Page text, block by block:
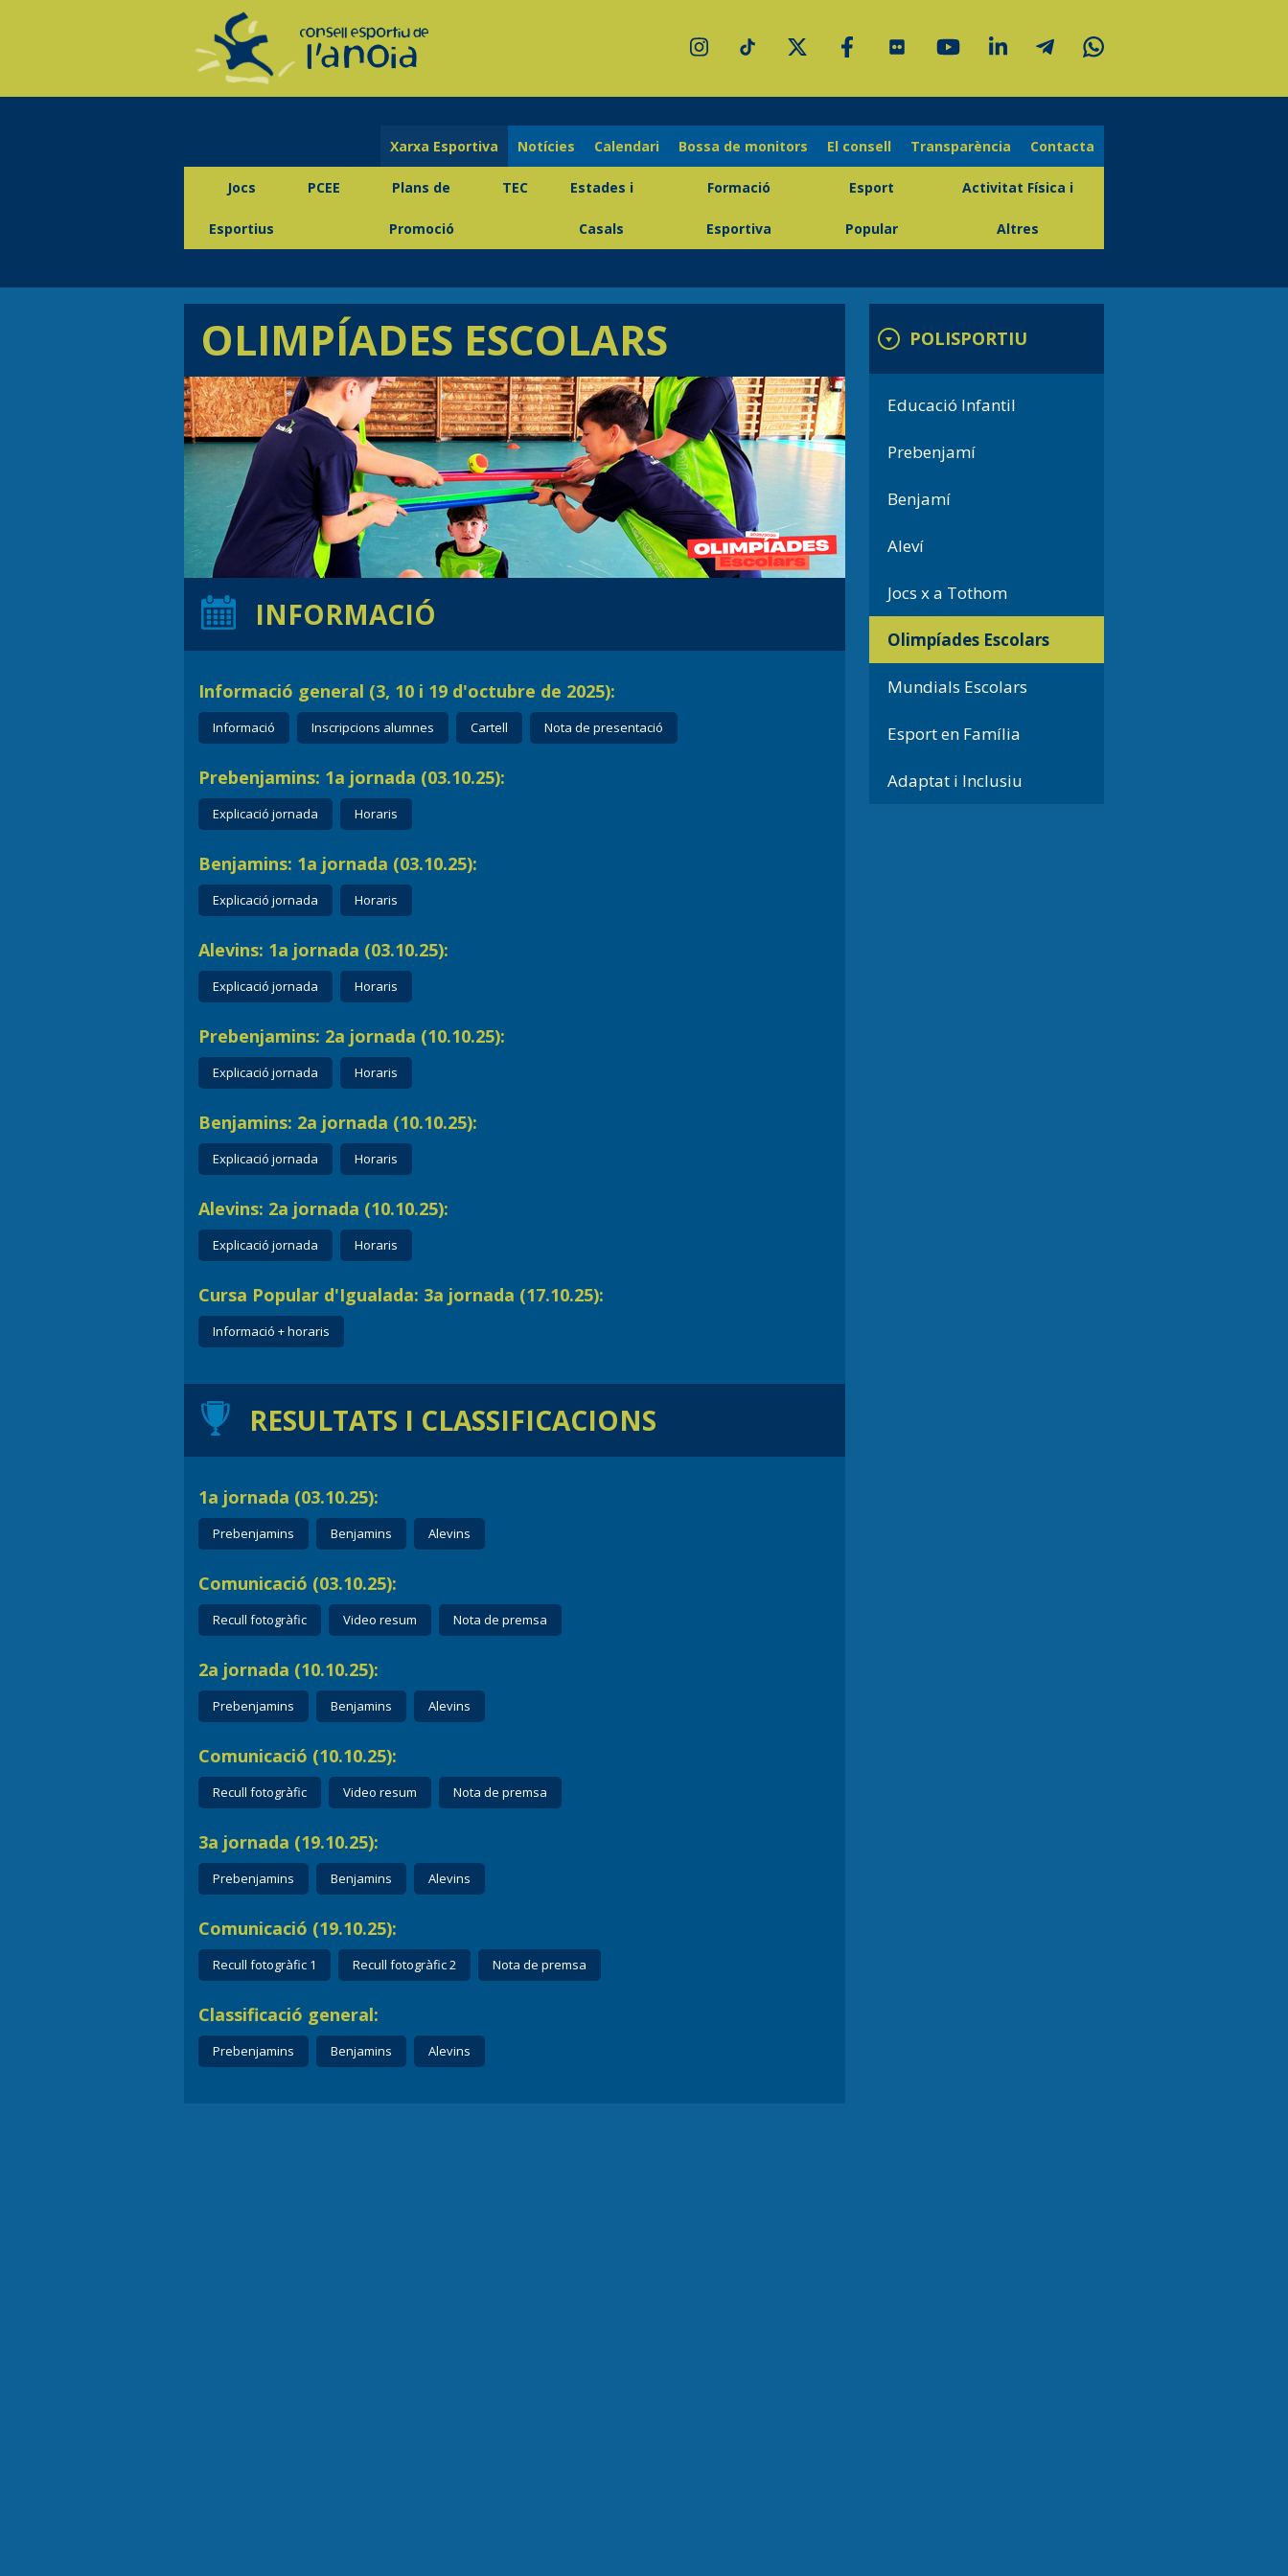
Xarxa Esportiva Notícies Calendari Bossa de monitors El consell Transparència Contacta
Jocs
Esportius
PCEE Plans de
Promoció
TEC Estades i
Casals
Formació
Esportiva
Esport
Popular
Activitat Física i
Altres
POLISPORTIU
Educació Infantil
Prebenjamí
Benjamí
Aleví
Jocs x a Tothom
Olimpíades Escolars
Mundials Escolars
Esport en Família
Adaptat i Inclusiu
OLIMPÍADES ESCOLARS
INFORMACIÓ
Informació general (3, 10 i 19 d'octubre de 2025):
Informació Inscripcions alumnes Cartell Nota de presentació
Prebenjamins: 1a jornada (03.10.25):
Explicació jornada Horaris
Benjamins: 1a jornada (03.10.25):
Explicació jornada Horaris
Alevins: 1a jornada (03.10.25):
Explicació jornada Horaris
Prebenjamins: 2a jornada (10.10.25):
Explicació jornada Horaris
Benjamins: 2a jornada (10.10.25):
Explicació jornada Horaris
Alevins: 2a jornada (10.10.25):
Explicació jornada Horaris
Cursa Popular d'Igualada: 3a jornada (17.10.25):
Informació + horaris
RESULTATS I CLASSIFICACIONS
1a jornada (03.10.25):
Prebenjamins Benjamins Alevins
Comunicació (03.10.25):
Recull fotogràfic Video resum Nota de premsa
2a jornada (10.10.25):
Prebenjamins Benjamins Alevins
Comunicació (10.10.25):
Recull fotogràfic Video resum Nota de premsa
3a jornada (19.10.25):
Prebenjamins Benjamins Alevins
Comunicació (19.10.25):
Recull fotogràfic 1 Recull fotogràfic 2 Nota de premsa
Classificació general:
Prebenjamins Benjamins Alevins